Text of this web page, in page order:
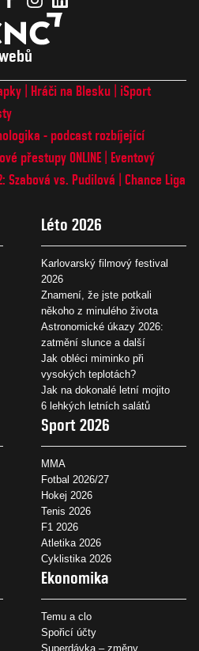
Hráči na Blesku
iSport
- podcast rozbíjející
přestupy ONLINE
Eventový
Szabová vs. Pudilová
Chance Liga
Léto 2026
Karlovarský filmový festival
2026
Znamení, že jste potkali
někoho z minulého života
Astronomické úkazy 2026:
zatmění slunce a další
Jak obléci miminko při
vysokých teplotách?
Jak na dokonalé letní mojito
6 lehkých letních salátů
Sport 2026
MMA
Fotbal 2026/27
Hokej 2026
Tenis 2026
F1 2026
Atletika 2026
Cyklistika 2026
Ekonomika
Temu a clo
Spořicí účty
Superdávka – změny